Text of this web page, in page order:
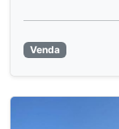
Venda